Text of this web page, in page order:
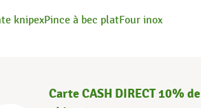
knipexPince à bec platFour inox
Carte CASH DIRECT 10% de